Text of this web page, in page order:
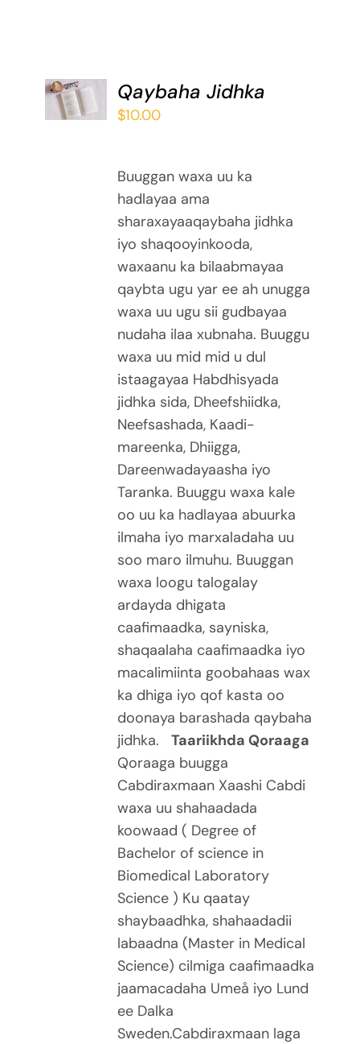
ADD TO
BASKET
/
Qaybaha Jidhka
$10.00
Buuggan waxa uu ka
hadlayaa ama
sharaxayaaqaybaha jidhka
iyo shaqooyinkooda,
waxaanu ka bilaabmayaa
qaybta ugu yar ee ah unugga
waxa uu ugu sii gudbayaa
nudaha ilaa xubnaha. Buuggu
waxa uu mid mid u dul
istaagayaa Habdhisyada
jidhka sida, Dheefshiidka,
Neefsashada, Kaadi-
mareenka, Dhiigga,
Dareenwadayaasha iyo
Taranka. Buuggu waxa kale
oo uu ka hadlayaa abuurka
ilmaha iyo marxaladaha uu
soo maro ilmuhu. Buuggan
waxa loogu talogalay
ardayda dhigata
caafimaadka, sayniska,
shaqaalaha caafimaadka iyo
macalimiinta goobahaas wax
ka dhiga iyo qof kasta oo
doonaya barashada qaybaha
jidhka.Taariikhda Qoraaga
Qoraaga buugga
Cabdiraxmaan Xaashi Cabdi
waxa uu shahaadada
koowaad ( Degree of
Bachelor of science in
Biomedical Laboratory
Science ) Ku qaatay
shaybaadhka, shahaadadii
labaadna (Master in Medical
Science) cilmiga caafimaadka
jaamacadaha Umeå iyo Lund
ee Dalka
Sweden.Cabdiraxmaan laga